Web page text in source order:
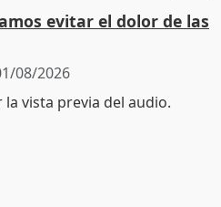
evitar el dolor de las
08/2026